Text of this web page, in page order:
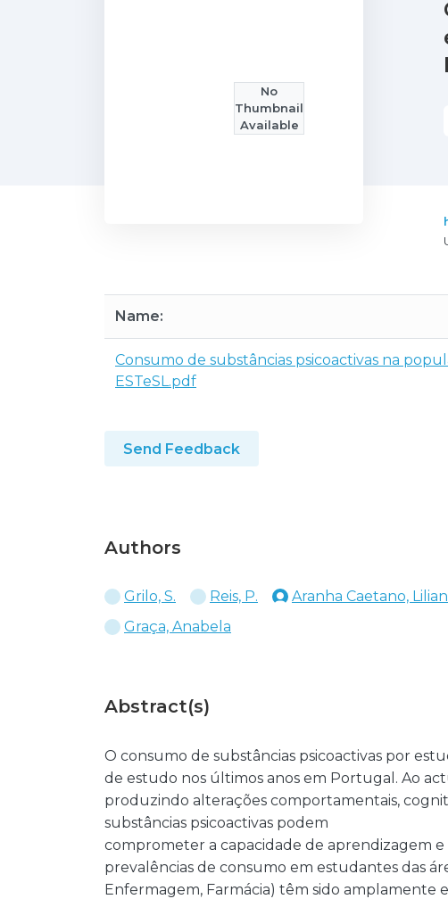
No
Thumbnail
Available
Name:
Consumo de substâncias psicoactivas na
ESTeSL.pdf
Send Feedback
Authors
Grilo, S. Reis, P. Aranha Caetano,
Graça, Anabela
Abstract(s)
O consumo de substâncias psicoactivas por
de estudo nos últimos anos em Portugal. Ao
produzindo alterações comportamentais,
substâncias psicoactivas podem
comprometer a capacidade de aprendizagem
prevalências de consumo em estudantes das
Enfermagem, Farmácia) têm sido amplamente